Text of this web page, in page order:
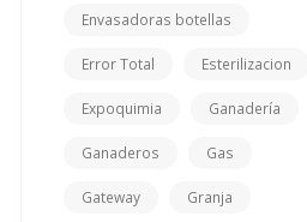
Envasadoras botellas
Error Total Esterilizacion
Expoquimia Ganadería
Ganaderos Gas
Gateway Granja